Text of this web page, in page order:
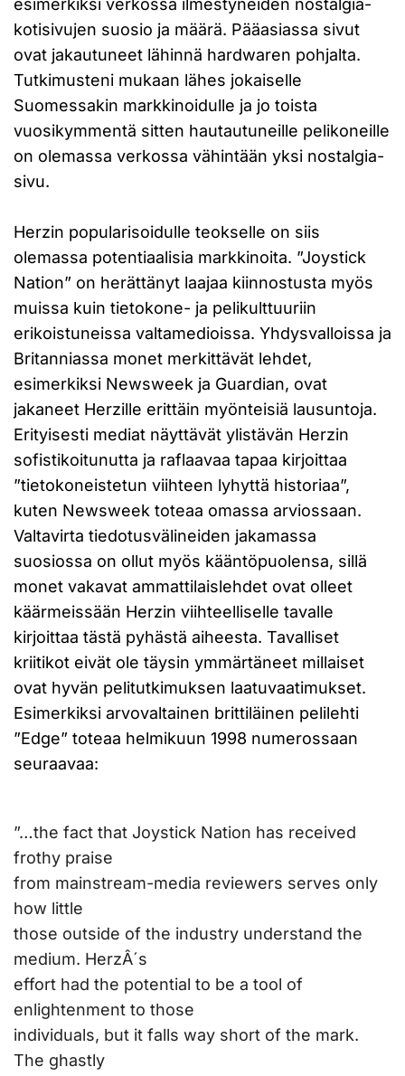
esimerkiksi verkossa ilmestyneiden nostalgia-
kotisivujen suosio ja määrä. Pääasiassa sivut
ovat jakautuneet lähinnä hardwaren pohjalta.
Tutkimusteni mukaan lähes jokaiselle
Suomessakin markkinoidulle ja jo toista
vuosikymmentä sitten hautautuneille pelikoneille
on olemassa verkossa vähintään yksi nostalgia-
sivu.
Herzin popularisoidulle teokselle on siis
olemassa potentiaalisia markkinoita. ”Joystick
Nation” on herättänyt laajaa kiinnostusta myös
muissa kuin tietokone- ja pelikulttuuriin
erikoistuneissa valtamedioissa. Yhdysvalloissa ja
Britanniassa monet merkittävät lehdet,
esimerkiksi Newsweek ja Guardian, ovat
jakaneet Herzille erittäin myönteisiä lausuntoja.
Erityisesti mediat näyttävät ylistävän Herzin
sofistikoitunutta ja raflaavaa tapaa kirjoittaa
”tietokoneistetun viihteen lyhyttä historiaa”,
kuten Newsweek toteaa omassa arviossaan.
Valtavirta tiedotusvälineiden jakamassa
suosiossa on ollut myös kääntöpuolensa, sillä
monet vakavat ammattilaislehdet ovat olleet
käärmeissään Herzin viihteelliselle tavalle
kirjoittaa tästä pyhästä aiheesta. Tavalliset
kriitikot eivät ole täysin ymmärtäneet millaiset
ovat hyvän pelitutkimuksen laatuvaatimukset.
Esimerkiksi arvovaltainen brittiläinen pelilehti
”Edge” toteaa helmikuun 1998 numerossaan
seuraavaa:
”…the fact that Joystick Nation has received
frothy praise
from mainstream-media reviewers serves only
how little
those outside of the industry understand the
medium. HerzÂ´s
effort had the potential to be a tool of
enlightenment to those
individuals, but it falls way short of the mark.
The ghastly